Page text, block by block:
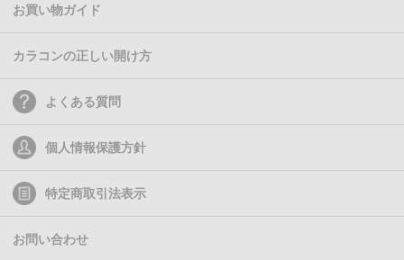
お買い物ガイド
カラコンの正しい開け方
よくある質問
個人情報保護方針
特定商取引法表示
お問い合わせ